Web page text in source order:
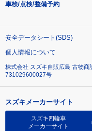
車検/点検/整備予約
安全データシート(SDS)
個人情報について
株式会社 スズキ自販広島 古物
731029600027号
スズキメーカーサイト
スズキ四輪車
メーカーサイト